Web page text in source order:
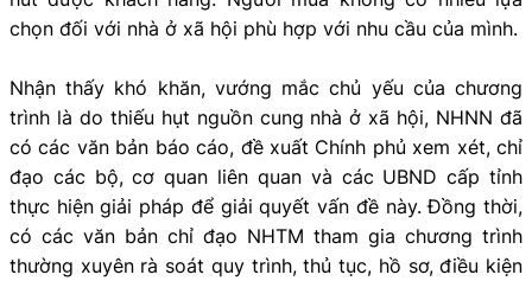
chọn đối với nhà ở xã hội phù hợp với nhu cầu của mình.
Nhận thấy khó khăn, vướng mắc chủ yếu của chương
trình là do thiếu hụt nguồn cung nhà ở xã hội, NHNN đã
có các văn bản báo cáo, đề xuất Chính phủ xem xét, chỉ
đạo các bộ, cơ quan liên quan và các UBND cấp tỉnh
thực hiện giải pháp để giải quyết vấn đề này. Đồng thời,
có các văn bản chỉ đạo NHTM tham gia chương trình
thường xuyên rà soát quy trình, thủ tục, hồ sơ, điều kiện